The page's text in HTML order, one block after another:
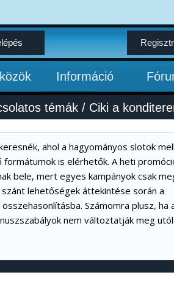
Információ
témák/ Ciki a
ahol a hagyományos slotok
is elérhetők. A heti
bele, mert egyes kampányok csak
lehetőségek áttekintése során a
Számomra plusz,
nem változtatják meg